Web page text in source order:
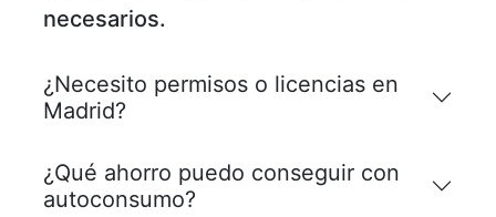
necesarios.
¿Necesito permisos o licencias en
Madrid?
¿Qué ahorro puedo conseguir con
autoconsumo?